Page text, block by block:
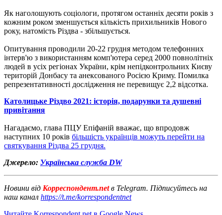
Як наголошують соціологи, протягом останніх десяти років з
кожним роком зменшується кількість прихильників Нового
року, натомість Різдва - збільшується.
Опитування проводили 20-22 грудня методом телефонних
інтерв'ю з використанням комп'ютера серед 2000 повнолітніх
людей в усіх регіонах України, крім непідконтрольних Києву
територій Донбасу та анексованого Росією Криму. Помилка
репрезентативності дослідження не перевищує 2,2 відсотка.
Католицьке Різдво 2021: історія, подарунки та душевні
привітання
Нагадаємо, глава ПЦУ Епіфаній вважає, що впродовж
наступних 10 років більшість українців можуть перейти на
святкування Різдва 25 грудня.
Джерело: Українська служба DW
Новини від Корреспондент.netв Telegram. Підписуйтесь на
наш канал https://t.me/korrespondentnet